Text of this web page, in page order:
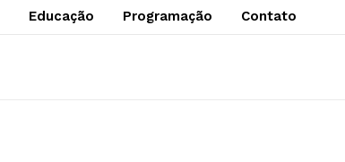
Educação Programação Contato